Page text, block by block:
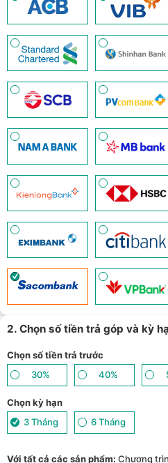
2. Chọn số tiền trả góp và kỳ
Chọn số tiền trả trước
30%
40%
Chọn kỳ hạn
3 Tháng
6 Tháng
Với tất cả các sản phẩm: Chương